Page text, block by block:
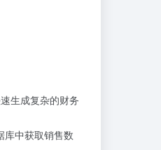
生成复杂的财务
库中获取销售数